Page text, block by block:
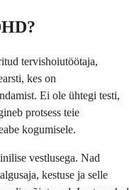
tervishoiutöötaja,
kes on
Ei ole ühtegi testi,
protsess teie
kogumisele.
vestlusega. Nad
kestuse ja selle